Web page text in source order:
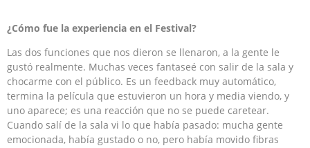
¿Cómo fue la experiencia en el Festival?
Las dos funciones que nos dieron se llenaron, a la gente le
gustó realmente. Muchas veces fantaseé con salir de la sala y
chocarme con el público. Es un feedback muy automático,
termina la película que estuvieron un hora y media viendo, y
uno aparece; es una reacción que no se puede caretear.
Cuando salí de la sala vi lo que había pasado: mucha gente
emocionada, había gustado o no, pero había movido fibras